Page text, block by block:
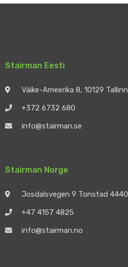
Stairman Eesti
Väike-Ameerika 8, 10129 Tallinn
+372 6732 680
info@stairman.se
Stairman Norge
Josdalsvegen 9 Tonstad 4440
+47 4157 4825
info@stairman.no